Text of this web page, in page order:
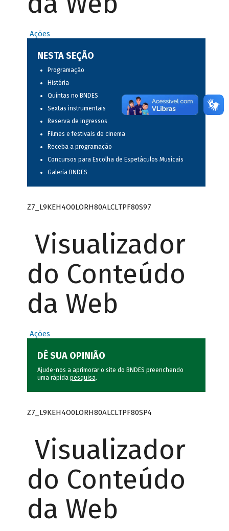
Ações
NESTA SEÇÃO
Programação
História
Quintas no BNDES
Sextas instrumentais
Reserva de ingressos
Filmes e festivais de cinema
Receba a programação
Concursos para Escolha de Espetáculos Musicais
Galeria BNDES
Z7_L9KEH4O0LORH80ALCLTPF80S97
Visualizador
do Conteúdo
da Web
Ações
DÊ SUA OPINIÃO
Ajude-nos a aprimorar o site do BNDES preenchendo
uma rápida pesquisa.
Z7_L9KEH4O0LORH80ALCLTPF80SP4
Visualizador
do Conteúdo
da Web